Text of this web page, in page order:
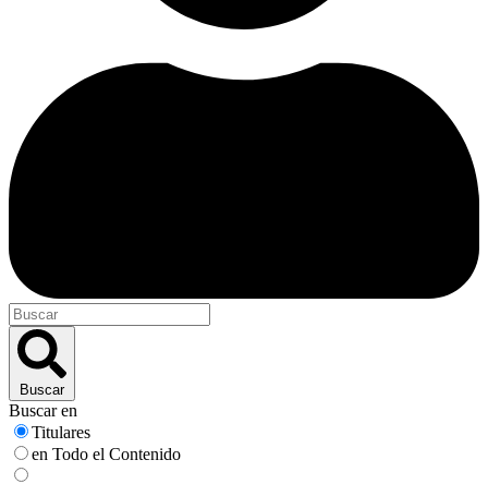
Buscar
Buscar en
Titulares
en Todo el Contenido